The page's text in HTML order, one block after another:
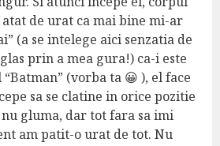
de urat ca mai bine mi-ar
(a se intelege aici senzatia de
prin a mea gura!) ca-i este
(vorba ta 😀 ), el face
sa se clatine in orice pozitie
nu gluma, dar tot fara sa imi
am patit-o urat de tot. Nu